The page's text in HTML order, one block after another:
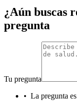
¿Aún buscas
pregunta
Tu pregunta
• La pregunta